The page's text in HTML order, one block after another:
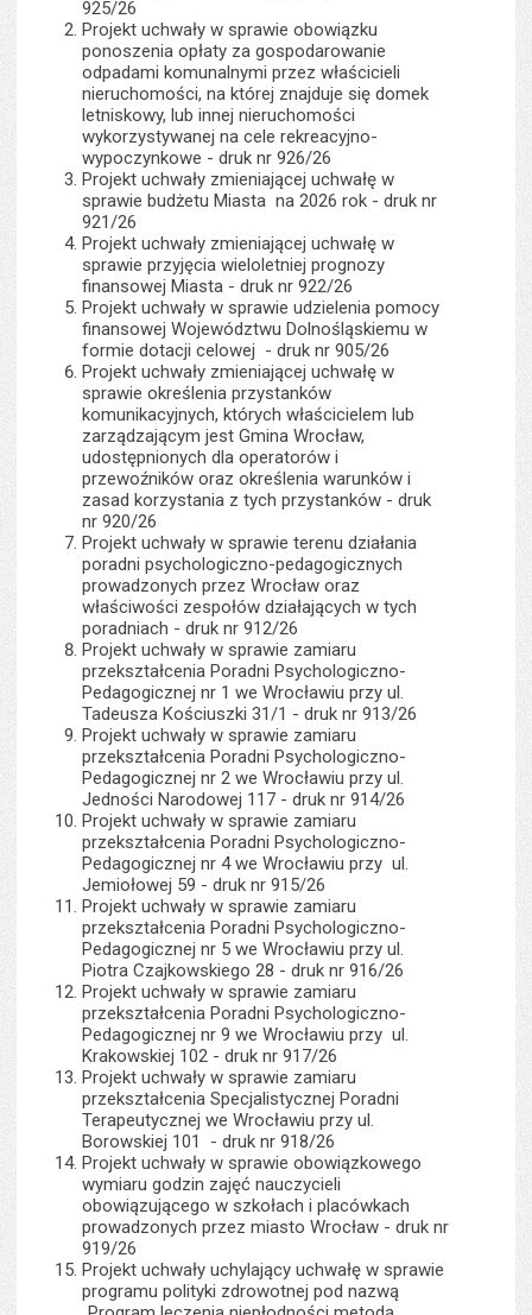
925/26
Projekt uchwały w sprawie obowiązku
ponoszenia opłaty za gospodarowanie
odpadami komunalnymi przez właścicieli
nieruchomości, na której znajduje się domek
letniskowy, lub innej nieruchomości
wykorzystywanej na cele rekreacyjno-
wypoczynkowe - druk nr 926/26
Projekt uchwały zmieniającej uchwałę w
sprawie budżetu Miasta na 2026 rok - druk nr
921/26
Projekt uchwały zmieniającej uchwałę w
sprawie przyjęcia wieloletniej prognozy
finansowej Miasta - druk nr 922/26
Projekt uchwały w sprawie udzielenia pomocy
finansowej Województwu Dolnośląskiemu w
formie dotacji celowej - druk nr 905/26
Projekt uchwały zmieniającej uchwałę w
sprawie określenia przystanków
komunikacyjnych, których właścicielem lub
zarządzającym jest Gmina Wrocław,
udostępnionych dla operatorów i
przewoźników oraz określenia warunków i
zasad korzystania z tych przystanków - druk
nr 920/26
Projekt uchwały w sprawie terenu działania
poradni psychologiczno-pedagogicznych
prowadzonych przez Wrocław oraz
właściwości zespołów działających w tych
poradniach - druk nr 912/26
Projekt uchwały w sprawie zamiaru
przekształcenia Poradni Psychologiczno-
Pedagogicznej nr 1 we Wrocławiu przy ul.
Tadeusza Kościuszki 31/1 - druk nr 913/26
Projekt uchwały w sprawie zamiaru
przekształcenia Poradni Psychologiczno-
Pedagogicznej nr 2 we Wrocławiu przy ul.
Jedności Narodowej 117 - druk nr 914/26
Projekt uchwały w sprawie zamiaru
przekształcenia Poradni Psychologiczno-
Pedagogicznej nr 4 we Wrocławiu przy ul.
Jemiołowej 59 - druk nr 915/26
Projekt uchwały w sprawie zamiaru
przekształcenia Poradni Psychologiczno-
Pedagogicznej nr 5 we Wrocławiu przy ul.
Piotra Czajkowskiego 28 - druk nr 916/26
Projekt uchwały w sprawie zamiaru
przekształcenia Poradni Psychologiczno-
Pedagogicznej nr 9 we Wrocławiu przy ul.
Krakowskiej 102 - druk nr 917/26
Projekt uchwały w sprawie zamiaru
przekształcenia Specjalistycznej Poradni
Terapeutycznej we Wrocławiu przy ul.
Borowskiej 101 - druk nr 918/26
Projekt uchwały w sprawie obowiązkowego
wymiaru godzin zajęć nauczycieli
obowiązującego w szkołach i placówkach
prowadzonych przez miasto Wrocław - druk nr
919/26
Projekt uchwały uchylający uchwałę w sprawie
programu polityki zdrowotnej pod nazwą